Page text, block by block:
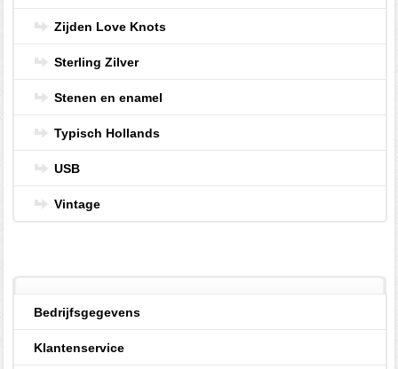
Zijden Love Knots
Sterling Zilver
Stenen en enamel
Typisch Hollands
USB
Vintage
Bedrijfsgegevens
Klantenservice